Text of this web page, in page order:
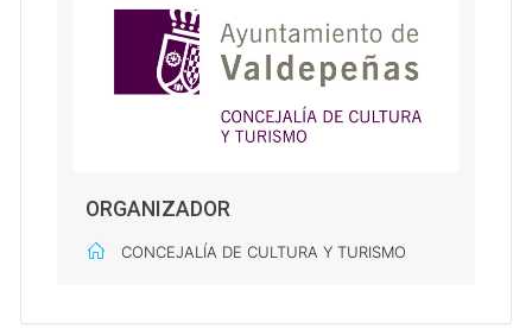
ORGANIZADOR
CONCEJALÍA DE CULTURA Y TURISMO